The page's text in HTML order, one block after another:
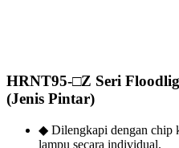
HRNT95-□Z Seri
(Jenis Pintar)
◆ Dilengkapi dengan chip
lampu secara individual.